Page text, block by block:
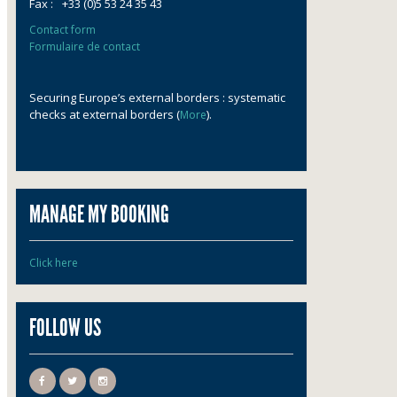
Fax : +33 (0)5 53 24 35 43
Contact form
Formulaire de contact
Securing Europe’s external borders : systematic
checks at external borders (More).
MANAGE MY BOOKING
Click here
FOLLOW US